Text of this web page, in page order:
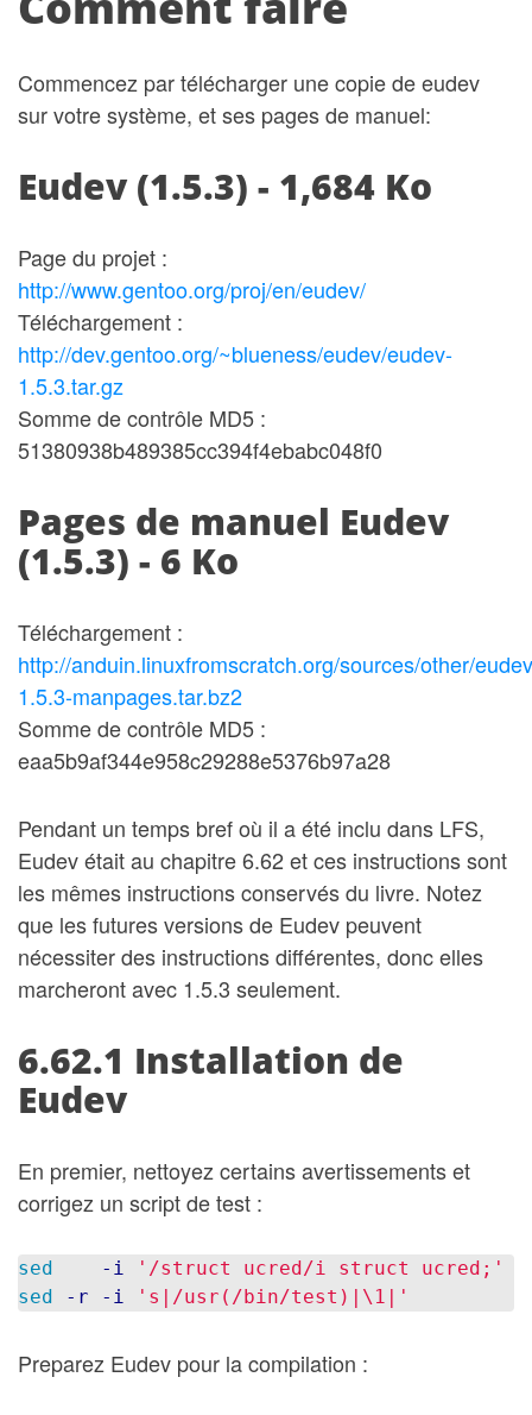
Commencez par télécharger une copie de eudev
sur votre système, et ses pages de manuel:
Eudev (1.5.3) - 1,684 Ko
Page du projet :
http://www.gentoo.org/proj/en/eudev/
Téléchargement :
http://dev.gentoo.org/~blueness/eudev/eudev-
1.5.3.tar.gz
Somme de contrôle MD5 :
51380938b489385cc394f4ebabc048f0
Pages de manuel Eudev
(1.5.3) - 6 Ko
Téléchargement :
http://anduin.linuxfromscratch.org/sources/other/
1.5.3-manpages.tar.bz2
Somme de contrôle MD5 :
eaa5b9af344e958c29288e5376b97a28
Pendant un temps bref où il a été inclu dans LFS,
Eudev était au chapitre 6.62 et ces instructions sont
les mêmes instructions conservés du livre. Notez
que les futures versions de Eudev peuvent
nécessiter des instructions différentes, donc elles
marcheront avec 1.5.3 seulement.
6.62.1 Installation de
Eudev
En premier, nettoyez certains avertissements et
corrigez un script de test :
sed -i
'/struct ucred/i struct ucred;'
sed
-r -i 's|/usr(/bin/test)|\1|'
Preparez Eudev pour la compilation :